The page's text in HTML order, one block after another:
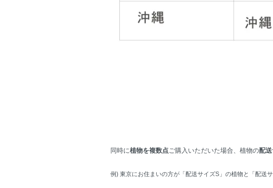
同時に植物を複数点ご購入いただいた場合、植物の配
例) 東京にお住まいの方が「配送サイズS」の植物と「配送